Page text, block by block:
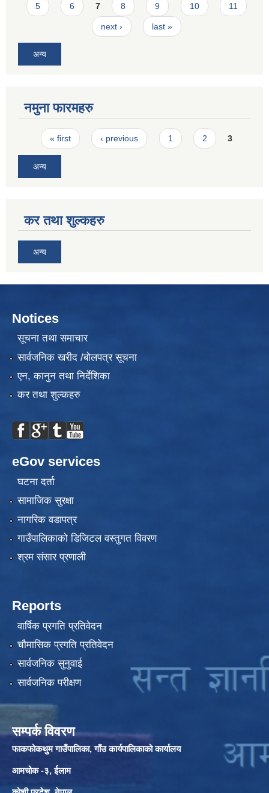
5 6 7 8 9 10 11
next › last »
अन्य
नमुना फारमहरु
Pages
« first ‹ previous 1 2 3
अन्य
कर तथा शुल्कहरु
अन्य
Notices
सूचना तथा समाचार
सार्वजनिक खरीद /बोलपत्र सूचना
एन, कानुन तथा निर्देशिका
कर तथा शुल्कहरु
eGov services
घटना दर्ता
सामाजिक सुरक्षा
नागरिक वडापत्र
गाउँपालिकाको डिजिटल वस्तुगत विवरण
श्रम संसार प्रणाली
Reports
वार्षिक प्रगति प्रतिवेदन
चौमासिक प्रगति प्रतिवेदन
सार्वजनिक सुनुवाई
सार्वजनिक परीक्षण
सम्पर्क विवरण
फाकफोकथुम गाउँपालिका, गाँउ कार्यपालिकाको कार्यालय
आमचोक -३, ईलाम